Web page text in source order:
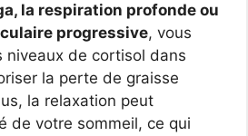
la respiration profonde ou
progressive, vous
niveaux de cortisol dans
la perte de graisse
la relaxation peut
de votre sommeil, ce qui